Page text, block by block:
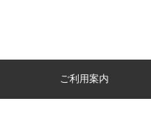
ご利用案内